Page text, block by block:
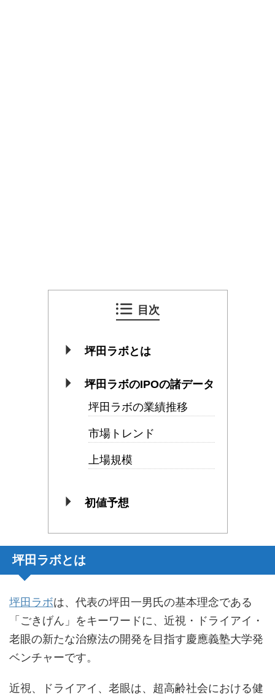
目次
坪田ラボとは
坪田ラボのIPOの諸データ
坪田ラボの業績推移
市場トレンド
上場規模
初値予想
坪田ラボとは
坪田ラボは、代表の坪田一男氏の基本理念である
「ごきげん」をキーワードに、近視・ドライアイ・
老眼の新たな治療法の開発を目指す慶應義塾大学発
ベンチャーです。
近視、ドライアイ、老眼は、超高齢社会における健